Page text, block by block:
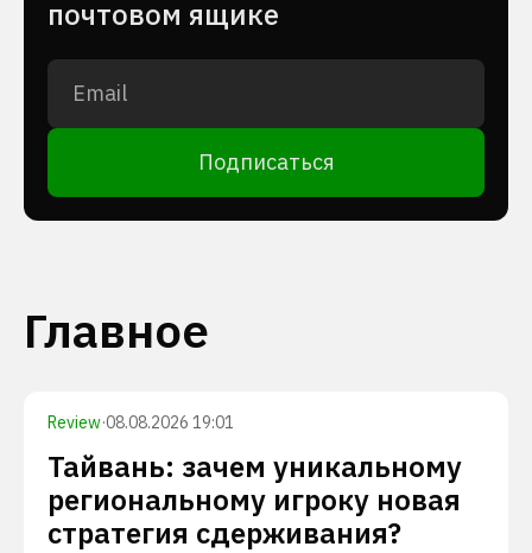
почтовом ящике
Подписаться
Главное
Review·08.08.2026 19:01
Тайвань: зачем уникальному
региональному игроку новая
стратегия сдерживания?